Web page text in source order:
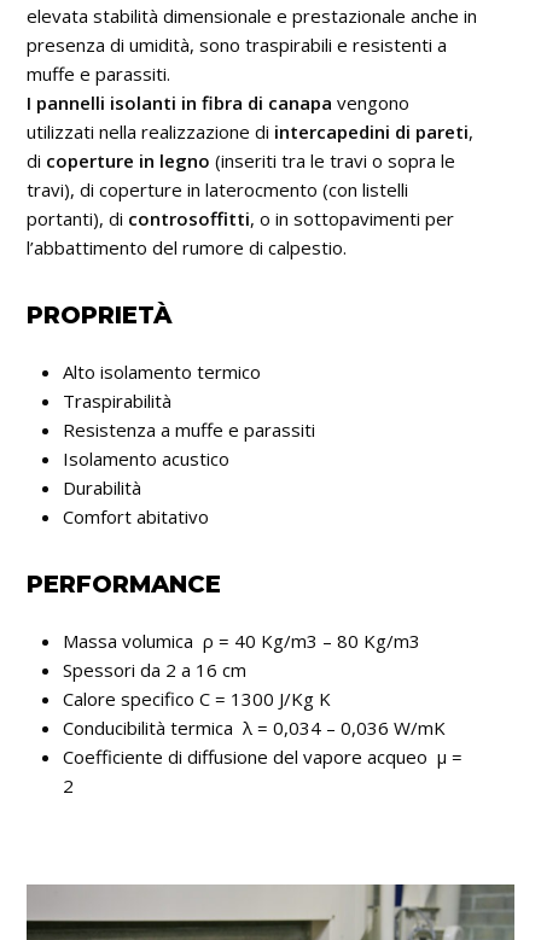
elevata stabilità dimensionale e prestazionale anche in
presenza di umidità, sono traspirabili e resistenti a
muffe e parassiti.
I pannelli isolanti in fibra di canapa vengono
utilizzati nella realizzazione di intercapedini di pareti,
di coperture in legno (inseriti tra le travi o sopra le
travi), di coperture in laterocmento (con listelli
portanti), di controsoffitti, o in sottopavimenti per
l’abbattimento del rumore di calpestio.
PROPRIETÀ
Alto isolamento termico
Traspirabilità
Resistenza a muffe e parassiti
Isolamento acustico
Durabilità
Comfort abitativo
PERFORMANCE
Massa volumica ρ = 40 Kg/m3 – 80 Kg/m3
Spessori da 2 a 16 cm
Calore specifico C = 1300 J/Kg K
Conducibilità termica λ = 0,034 – 0,036 W/mK
Coefficiente di diffusione del vapore acqueo μ =
2